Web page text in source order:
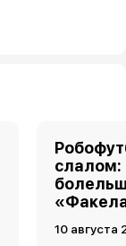
слалом:
10 августа